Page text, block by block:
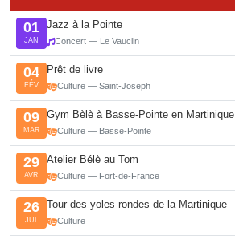
01
JAN
Jazz à la Pointe
Concert — Le Vauclin
04
FÉV
Prêt de livre
Culture — Saint-Joseph
09
MAR
Gym Bèlè à Basse-Pointe en Martinique
Culture — Basse-Pointe
29
AVR
Atelier Bélè au Tom
Culture — Fort-de-France
26
JUL
Tour des yoles rondes de la Martinique
Culture